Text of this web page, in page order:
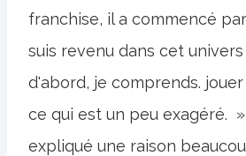
franchise, il a commencé
suis revenu dans cet
d'abord, je comprends.
ce qui est un peu exagéré.
expliqué une raison